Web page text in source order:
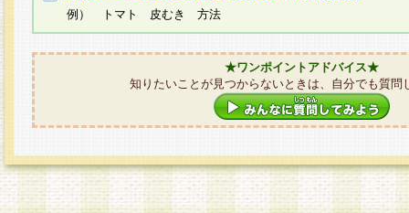
例） トマト 皮むき 方法
★ワンポイントアドバイス★
知りたいことが見つからないときは、自分でも質問